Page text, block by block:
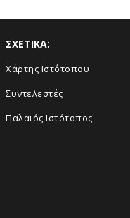
ΣΧΕΤΙΚΑ:
Xάρτης Ιστότοπου
Συντελεστές
Παλαιός Ιστότοπος